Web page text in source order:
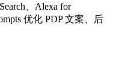
、Alexa for
优化 PDP 文案、后